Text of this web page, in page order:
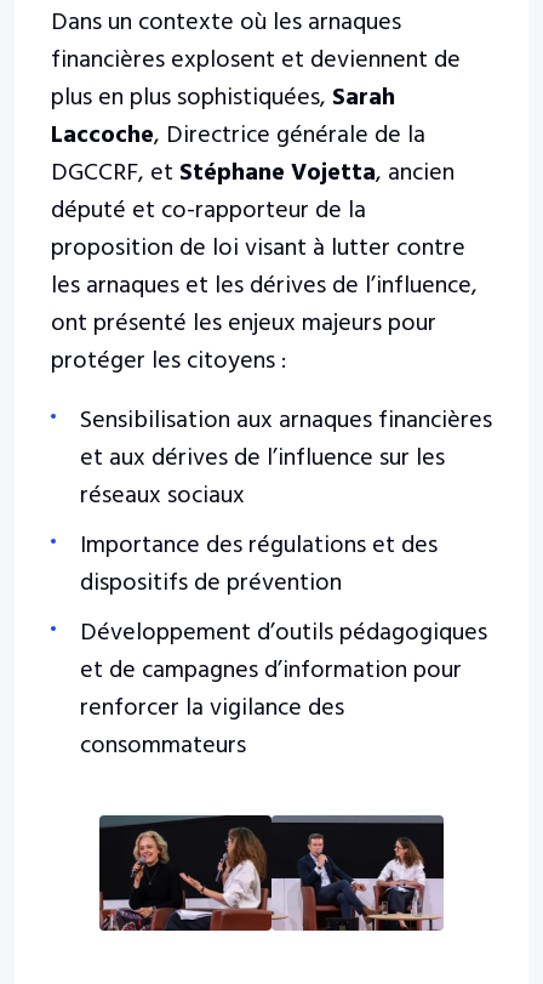
Dans un contexte où les arnaques
financières explosent et deviennent de
plus en plus sophistiquées,Sarah
Laccoche, Directrice générale de la
DGCCRF, etStéphane Vojetta, ancien
député et co-rapporteur de la
proposition de loi visant à lutter contre
les arnaques et les dérives de l’influence,
ont présenté les enjeux majeurs pour
protéger les citoyens :
Sensibilisation aux arnaques financières
et aux dérives de l’influence sur les
réseaux sociaux
Importance des régulations et des
dispositifs de prévention
Développement d’outils pédagogiques
et de campagnes d’information pour
renforcer la vigilance des
consommateurs